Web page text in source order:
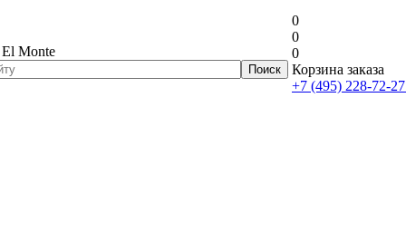
El Monte
0
0
0
Корзина заказа
+7 (495) 228-72-27